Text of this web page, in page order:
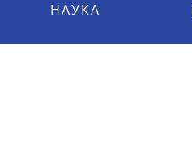
НАУКА